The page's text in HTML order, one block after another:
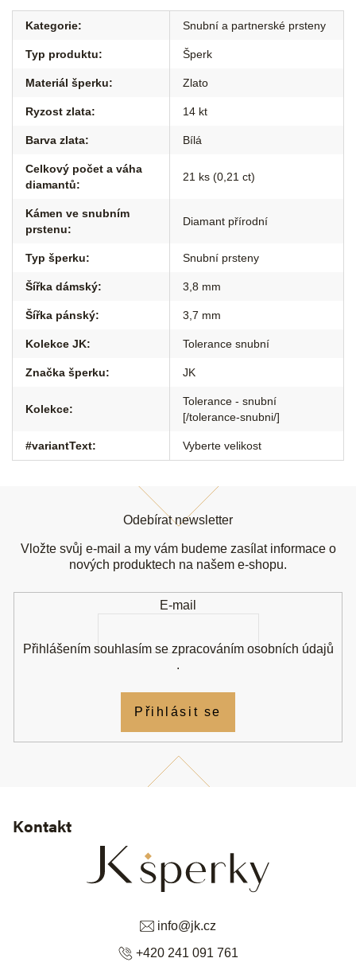
Kategorie: Snubní a partnerské prsteny
Typ produktu: Šperk
Materiál šperku: Zlato
Ryzost zlata: 14 kt
Barva zlata: Bílá
Celkový počet a váha
diamantů:
21 ks (0,21 ct)
Kámen ve snubním
prstenu:
Diamant přírodní
Typ šperku: Snubní prsteny
Šířka dámský: 3,8 mm
Šířka pánský: 3,7 mm
Kolekce JK: Tolerance snubní
Značka šperku: JK
Kolekce:
Tolerance - snubní
[/tolerance-snubni/]
#variantText: Vyberte velikost
Kontakt
info@jk.cz
+420 241 091 761
Odebírat newsletter
Vložte svůj e-mail a my vám budeme zasílat informace o
nových produktech na našem e-shopu.
E-mail
Přihlášením souhlasím se zpracováním osobních údajů
.
Přihlásit se